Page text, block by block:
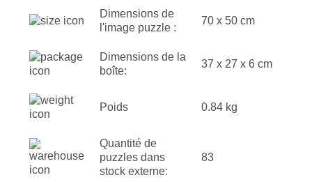
Dimensions de
l'image puzzle :
70 x 50 cm
Dimensions de la
boîte:
37 x 27 x 6 cm
Poids 0.84 kg
Quantité de
puzzles dans
stock externe:
83